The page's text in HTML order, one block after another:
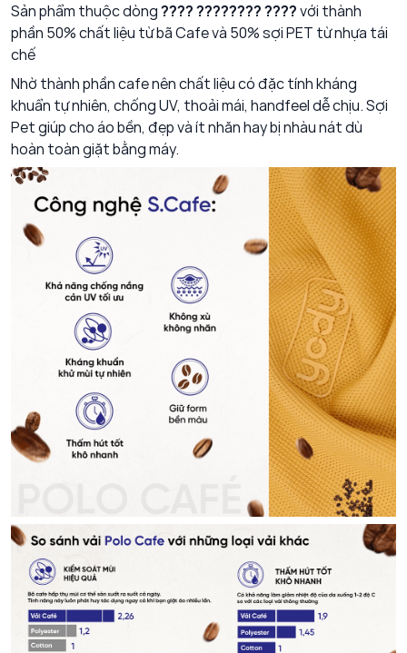
Sản phẩm thuộc dòng???? ???????? ????với thành
phần 50% chất liệu từ bã Cafe và 50% sợi PET từ nhựa tái
chế
Nhờ thành phần cafe nên chất liệu có đặc tính kháng
khuẩn tự nhiên, chống UV, thoải mái, handfeel dễ chịu. Sợi
Pet giúp cho áo bền, đẹp và ít nhăn hay bị nhàu nát dù
hoàn toàn giặt bằng máy.